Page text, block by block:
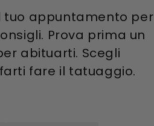
tuo appuntamento per
Prova prima un
abituarti. Scegli
fare il tatuaggio.